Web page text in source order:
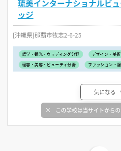
琉美インターナショナルビ
ッジ
[沖縄県]那覇市牧志2-6-25
語学・観光・ウェディング分野
デザイン・美
理容・美容・ビューティ分野
ファッション・
気になる
この学校は当サイトから